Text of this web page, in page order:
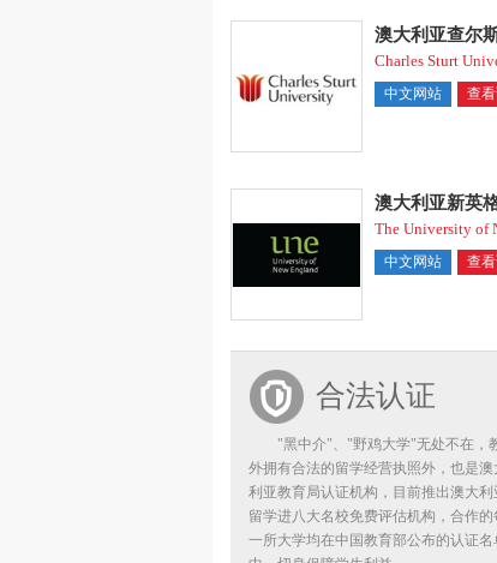
澳大利亚查尔
Charles Sturt
中文网站 查
澳大利亚新英
The University of
中文网站 查
合法认证
"黑中介"、"野鸡大学"无处不在，
外拥有合法的留学经营执照外，也是澳
利亚教育局认证机构，目前推出澳大利
留学进八大名校免费评估机构，合作的
一所大学均在中国教育部公布的认证名